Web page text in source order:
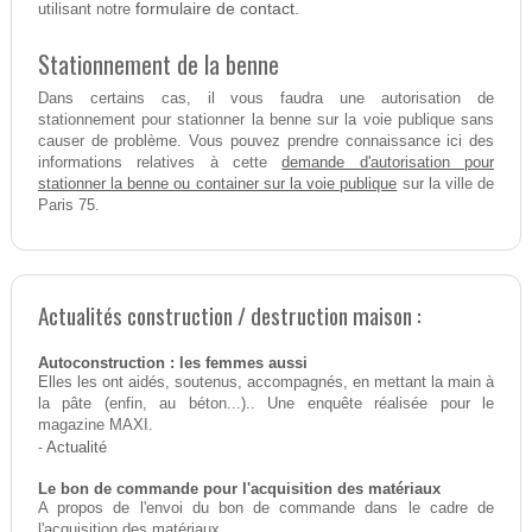
utilisant notre formulaire de contact.
Stationnement de la benne
Dans certains cas, il vous faudra une autorisation de
stationnement pour stationner la benne sur la voie publique sans
causer de problème. Vous pouvez prendre connaissance ici des
informations relatives à cettedemande d'autorisation pour
stationner la benne ou container sur la voie publique sur la ville de
Paris 75.
Actualités construction / destruction maison :
Autoconstruction : les femmes aussi
Elles les ont aidés, soutenus, accompagnés, en mettant la main à
la pâte (enfin, au béton...).. Une enquête réalisée pour le
magazine MAXI.
- Actualité
Le bon de commande pour l'acquisition des matériaux
A propos de l'envoi du bon de commande dans le cadre de